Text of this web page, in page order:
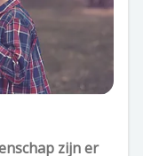
zijn er